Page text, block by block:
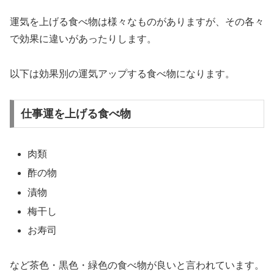
運気を上げる食べ物は様々なものがありますが、その各々
で効果に違いがあったりします。
以下は効果別の運気アップする食べ物になります。
仕事運を上げる食べ物
肉類
酢の物
漬物
梅干し
お寿司
など茶色・黒色・緑色の食べ物が良いと言われています。